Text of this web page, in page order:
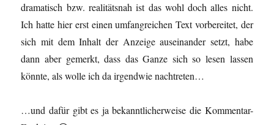
dramatisch bzw. realitätsnah ist das wohl doch alles nicht.
Ich hatte hier erst einen umfangreichen Text vorbereitet, der
sich mit dem Inhalt der Anzeige auseinander setzt, habe
dann aber gemerkt, dass das Ganze sich so lesen lassen
könnte, als wolle ich da irgendwie nachtreten…
…und dafür gibt es ja bekanntlicherweise die Kommentar-